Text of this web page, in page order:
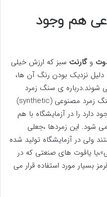
هم وجود
و گارنت سبز که ارزش خیلی
دلیل نزدیک بودن رنگ آن ها،
شوند.درباره ی سنگ زمرد
مصنوعی هم می توان گفت: قطعا سنگ زمرد مصنوعی (synthetic)
دارد را در آزمایشگاه با هم
شود. این زمردها ،جعلی
ولی در آزمایشگاه تولید شده
یاقوت های صنعتی که در
بسیار مورد استفاده قرار می